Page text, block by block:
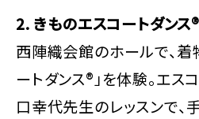
2. きものエスコートダンス®
西陣織会館のホールで、着
ートダンス®」を体験。エス
口幸代先生のレッスンで、